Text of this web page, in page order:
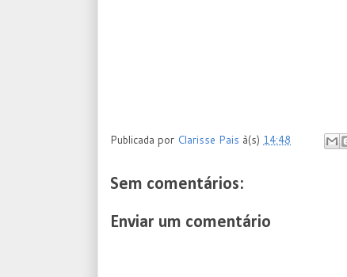
Publicada por Clarisse Pais à(s) 14:48
Sem comentários:
Enviar um comentário